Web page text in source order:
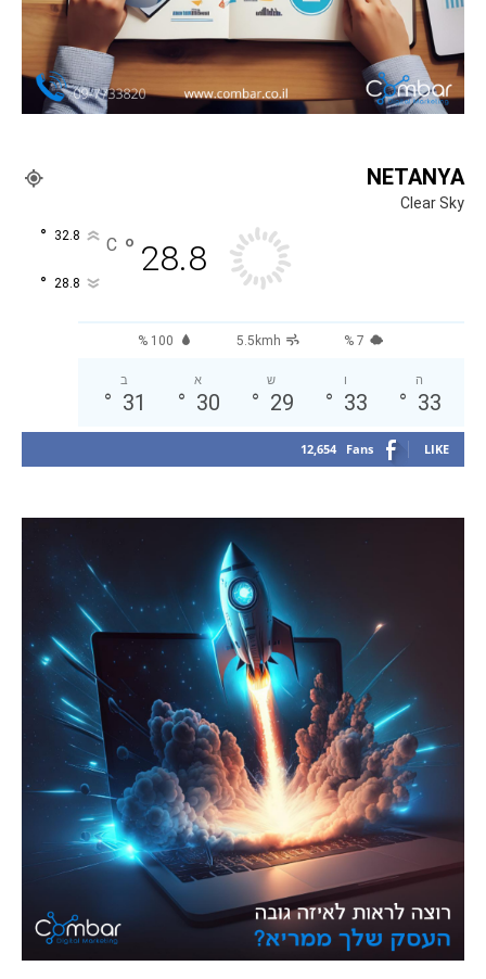
NETANYA
Clear Sky
28.8
°
C
32.8
°
28.8
°
100 % 5.5kmh 7 %
ה
33
°
ו
33
°
ש
29
°
א
30
°
ב
31
°
12,654 Fans LIKE